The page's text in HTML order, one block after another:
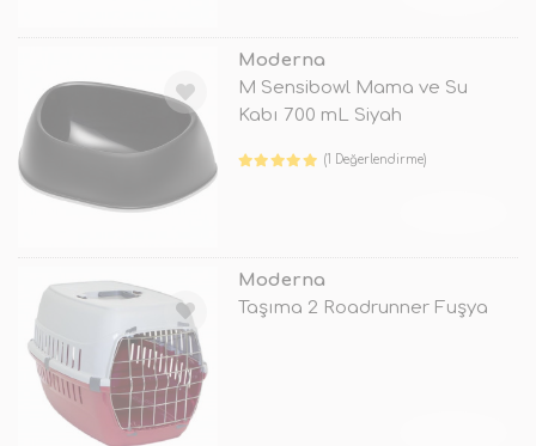
Moderna
M Sensibowl Mama ve Su
Kabı 700 mL Siyah
(1 Değerlendirme)
Moderna
Taşıma 2 Roadrunner Fuşya